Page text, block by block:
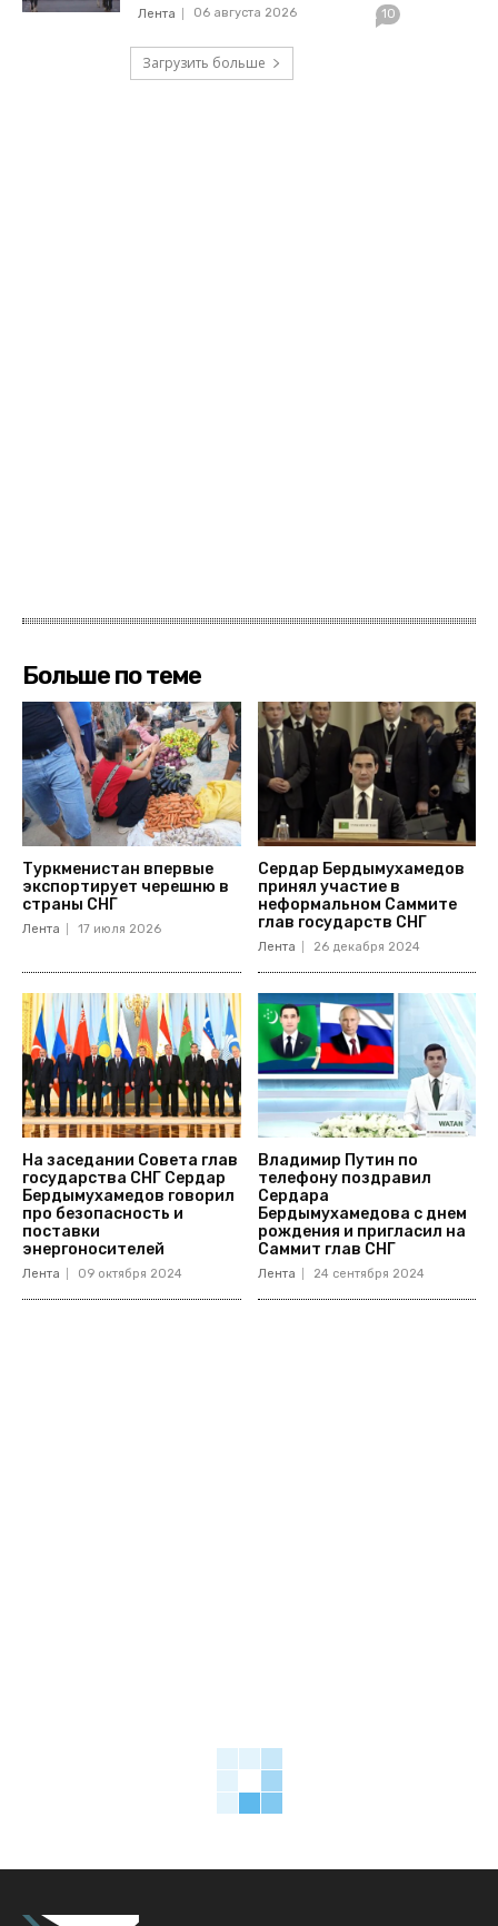
Лента 06 августа 2026 10
Загрузить больше
Больше по теме
Туркменистан впервые
экспортирует черешню в
страны СНГ
Лента 17 июля 2026
Сердар Бердымухамедов
принял участие в
неформальном Саммите
глав государств СНГ
Лента 26 декабря 2024
На заседании Совета глав
государства СНГ Сердар
Бердымухамедов говорил
про безопасность и
поставки
энергоносителей
Лента 09 октября 2024
Владимир Путин по
телефону поздравил
Сердара
Бердымухамедова с днем
рождения и пригласил на
Саммит глав СНГ
Лента 24 сентября 2024